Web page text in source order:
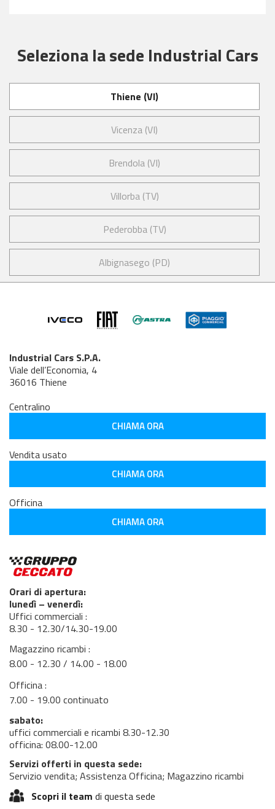
Seleziona la sede Industrial Cars
Thiene (VI)
Vicenza (VI)
Brendola (VI)
Villorba (TV)
Pederobba (TV)
Albignasego (PD)
Industrial Cars S.P.A.
Viale dell’Economia, 4
36016 Thiene
Centralino
CHIAMA ORA
Vendita usato
CHIAMA ORA
Officina
CHIAMA ORA
Orari di apertura:
lunedì – venerdì:
Uffici commerciali :
8.30 - 12.30/14.30-19.00
Magazzino ricambi :
8.00 - 12.30 / 14.00 - 18.00
Officina :
7.00 - 19.00 continuato
sabato:
uffici commerciali e ricambi 8.30-12.30
officina: 08.00-12.00
Servizi offerti in questa sede:
Servizio vendita; Assistenza Officina; Magazzino ricambi
Scopri il team di questa sede